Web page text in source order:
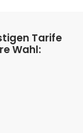
Tarife
Wahl: